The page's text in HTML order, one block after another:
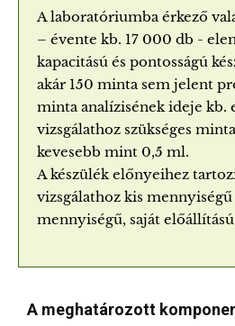
A laboratóriumba érkező
– évente kb. 17 000 db -
kapacitású és pontosságú
akár 150 minta sem jelent
minta analízisének ideje kb.
vizsgálathoz szükséges
kevesebb mint 0,5 ml.
A készülék előnyeihez
vizsgálathoz kis
mennyiségű, saját előállítású
A meghatározott